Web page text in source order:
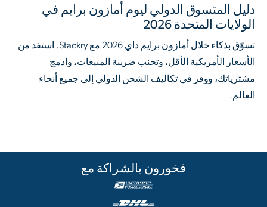
دليل المتسوق الدولي ليوم أمازون برايم في
الولايات المتحدة 2026
تسوّق بذكاء خلال أمازون برايم داي 2026 مع Stackry. استفد من
الأسعار الأمريكية الأقل، وتجنب ضريبة المبيعات، وادمج
مشترياتك، ووفر في تكاليف الشحن الدولي إلى جميع أنحاء
العالم.
فخورون بالشراكة مع